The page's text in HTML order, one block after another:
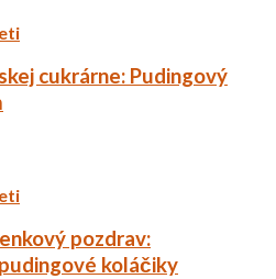
cukrárne: Pudingový
pozdrav:
koláčiky